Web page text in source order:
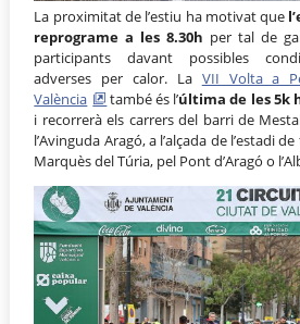
La proximitat de l’estiu ha motivat que
reprograme a les 8.30h per tal de
participants davant possibles
adverses per calor. La VII Volta a
València
també és l’última de les 5k
i recorrerà els carrers del barri de
l’Avinguda Aragó, a l’alçada de l’estadi
Marquès del Túria, pel Pont d’Aragó o